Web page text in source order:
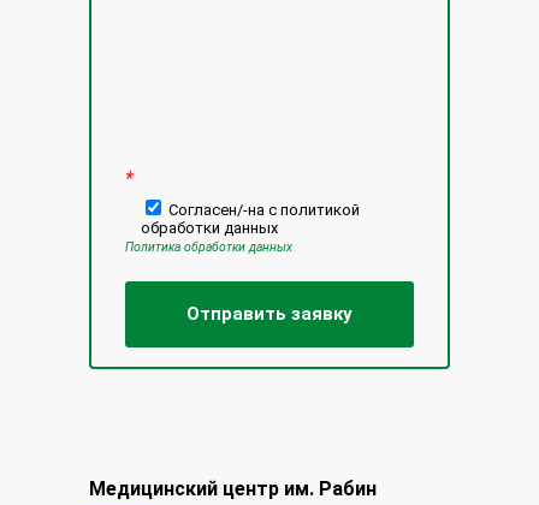
*
Согласен/-на с политикой
обработки данных
Политика обработки данных
Медицинский центр им. Рабин